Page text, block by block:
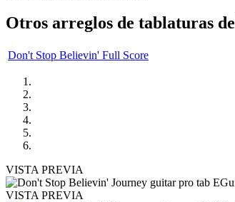
Otros arreglos de tablaturas de
Don't Stop Believin' Full Score
VISTA PREVIA
VISTA PREVIA